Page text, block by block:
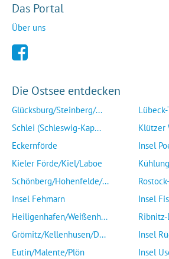
Das Portal
Über uns
Die Ostsee entdecken
Glücksburg/Steinberg/...
Schlei (Schleswig-Kap...
Eckernförde
Kieler Förde/Kiel/Laboe
Schönberg/Hohenfelde/...
Insel Fehmarn
Heiligenhafen/Weißenh...
Grömitz/Kellenhusen/D...
Eutin/Malente/Plön
Klützer
Insel
Insel
Insel
Insel